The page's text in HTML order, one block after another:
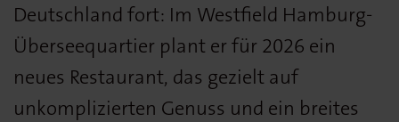
Deutschland fort: Im Westfield Hamburg-
Überseequartier plant er für 2026 ein
neues Restaurant, das gezielt auf
unkomplizierten Genuss und ein breites